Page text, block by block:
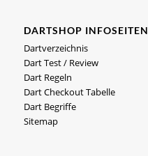
DARTSHOP INFOSEITEN
Dartverzeichnis
Dart Test / Review
Dart Regeln
Dart Checkout Tabelle
Dart Begriffe
Sitemap